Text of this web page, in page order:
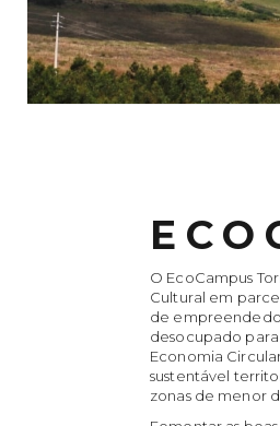
O EcoCampus
Cultural em
de
desocupado
Economia
sustentável
zonas de menor